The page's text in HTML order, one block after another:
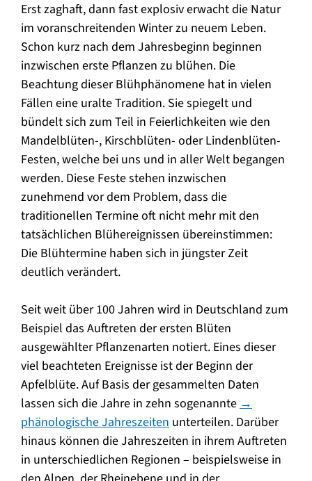
Erst zaghaft, dann fast explosiv erwacht die Natur
im voranschreitenden Winter zu neuem Leben.
Schon kurz nach dem Jahresbeginn beginnen
inzwischen erste Pflanzen zu blühen. Die
Beachtung dieser Blühphänomene hat in vielen
Fällen eine uralte Tradition. Sie spiegelt und
bündelt sich zum Teil in Feierlichkeiten wie den
Mandelblüten-, Kirschblüten- oder Lindenblüten-
Festen, welche bei uns und in aller Welt begangen
werden. Diese Feste stehen inzwischen
zunehmend vor dem Problem, dass die
traditionellen Termine oft nicht mehr mit den
tatsächlichen Blühereignissen übereinstimmen:
Die Blühtermine haben sich in jüngster Zeit
deutlich verändert.
Seit weit über 100 Jahren wird in Deutschland zum
Beispiel das Auftreten der ersten Blüten
ausgewählter Pflanzenarten notiert. Eines dieser
viel beachteten Ereignisse ist der Beginn der
Apfelblüte. Auf Basis der gesammelten Daten
lassen sich die Jahre in zehn sogenannte→
phänologische Jahreszeiten unterteilen. Darüber
hinaus können die Jahreszeiten in ihrem Auftreten
in unterschiedlichen Regionen – beispielsweise in